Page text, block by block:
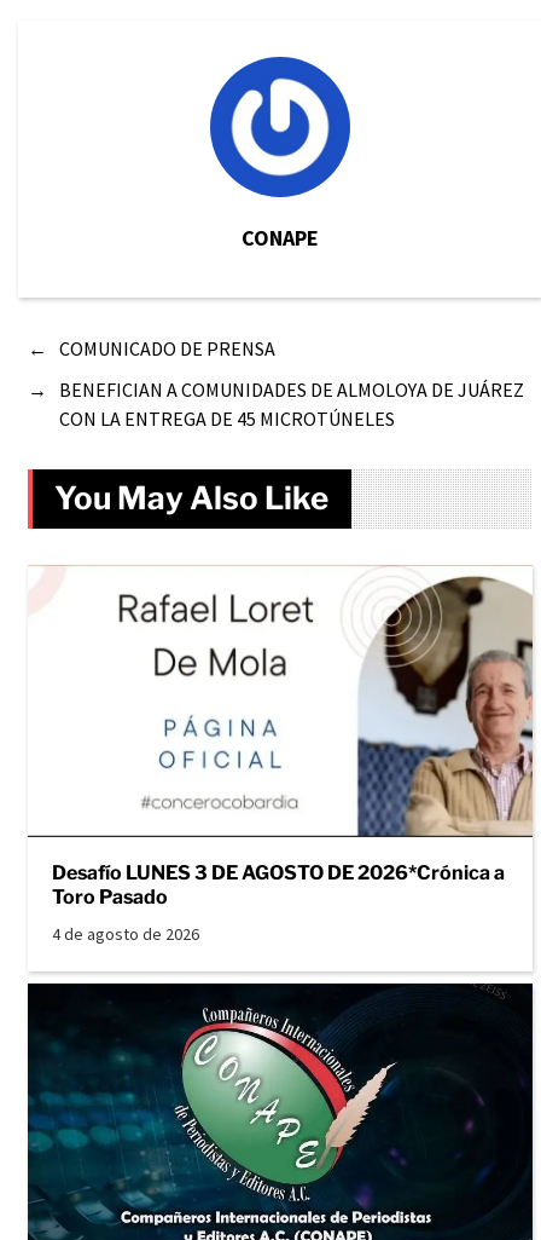
CONAPE
←
COMUNICADO DE PRENSA
→
BENEFICIAN A COMUNIDADES DE ALMOLOYA DE JUÁREZ
CON LA ENTREGA DE 45 MICROTÚNELES
You May Also Like
Desafío LUNES 3 DE AGOSTO DE 2026*Crónica a
Toro Pasado
4 de agosto de 2026